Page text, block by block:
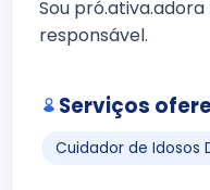
Sou
responsável.
Serviços
Cuidador de Idosos